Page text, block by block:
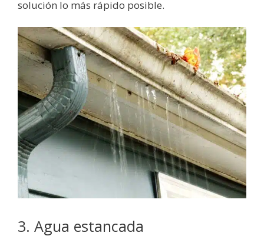
solución lo más rápido posible.
3. Agua estancada